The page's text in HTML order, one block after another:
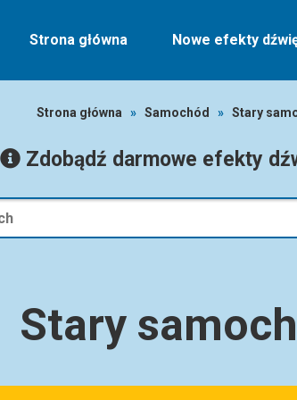
Strona główna Nowe efekty
Strona główna » Samochód » Stary
Zdobądź darmowe efekty
Stary